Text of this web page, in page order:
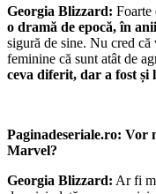
Georgia Blizzard: Foarte
o dramă de epocă, în
sigură de sine. Nu cred
feminine că sunt atât de
ceva diferit, dar a fost și
Paginadeseriale.ro: Vor
Marvel?
Georgia Blizzard: Ar fi